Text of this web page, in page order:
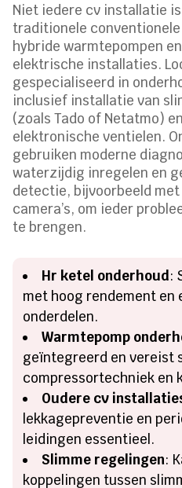
Niet iedere cv installatie
traditionele conventionele
hybride warmtepompen
elektrische installaties.
gespecialiseerd in
inclusief installatie van
(zoals Tado of Netatmo)
elektronische ventielen.
gebruiken moderne
waterzijdig inregelen en
detectie, bijvoorbeeld
camera’s, om ieder
te brengen.
Hr ketel onderhoud:
met hoog rendement en
onderdelen.
Warmtepomp
geïntegreerd en vereist
compressortechniek en
Oudere cv
lekkagepreventie en
leidingen essentieel.
Slimme regelingen:
koppelingen tussen